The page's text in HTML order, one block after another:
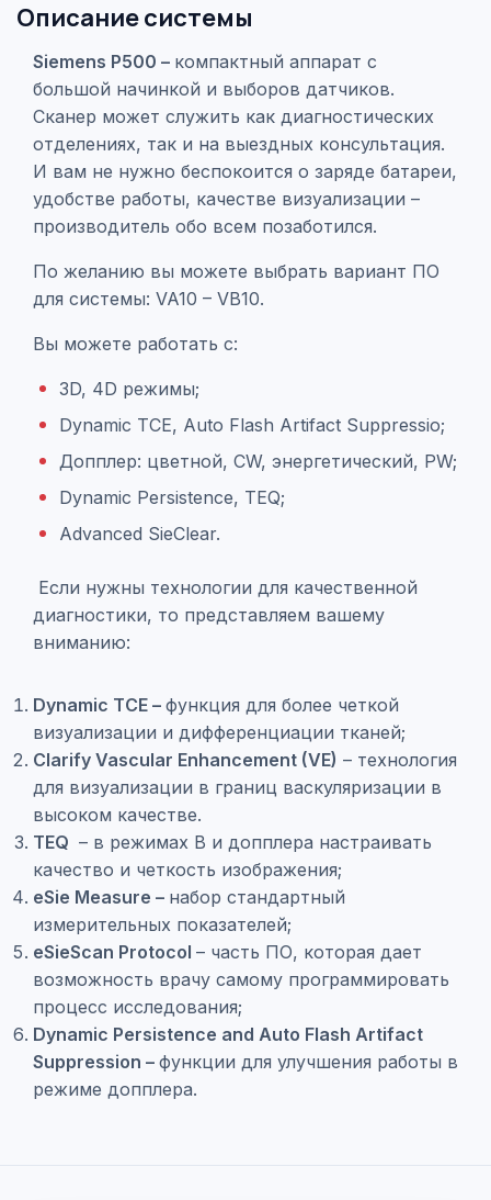
Описание системы
Siemens P500 – компактный аппарат с
большой начинкой и выборов датчиков.
Сканер может служить как диагностических
отделениях, так и на выездных консультация.
И вам не нужно беспокоится о заряде батареи,
удобстве работы, качестве визуализации –
производитель обо всем позаботился.
По желанию вы можете выбрать вариант ПО
для системы: VA10 – VB10.
Вы можете работать с:
3D, 4D режимы;
Dynamic TCE, Auto Flash Artifact Suppressio;
Допплер: цветной, CW, энергетический, PW;
Dynamic Persistence, TEQ;
Advanced SieClear.
Если нужны технологии для качественной
диагностики, то представляем вашему
вниманию:
Dynamic TCE – функция для более четкой
визуализации и дифференциации тканей;
Clarify Vascular Enhancement (VE) – технология
для визуализации в границ васкуляризации в
высоком качестве.
TEQ – в режимах В и допплера настраивать
качество и четкость изображения;
eSie Measure – набор стандартный
измерительных показателей;
eSieScan Protocol – часть ПО, которая дает
возможность врачу самому программировать
процесс исследования;
Dynamic Persistence and Auto Flash Artifact
Suppression – функции для улучшения работы в
режиме допплера.